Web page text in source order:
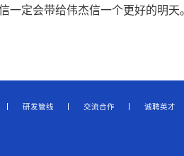
一定会带给伟杰信一个更好的明天
研发管线 交流合作 诚聘英才